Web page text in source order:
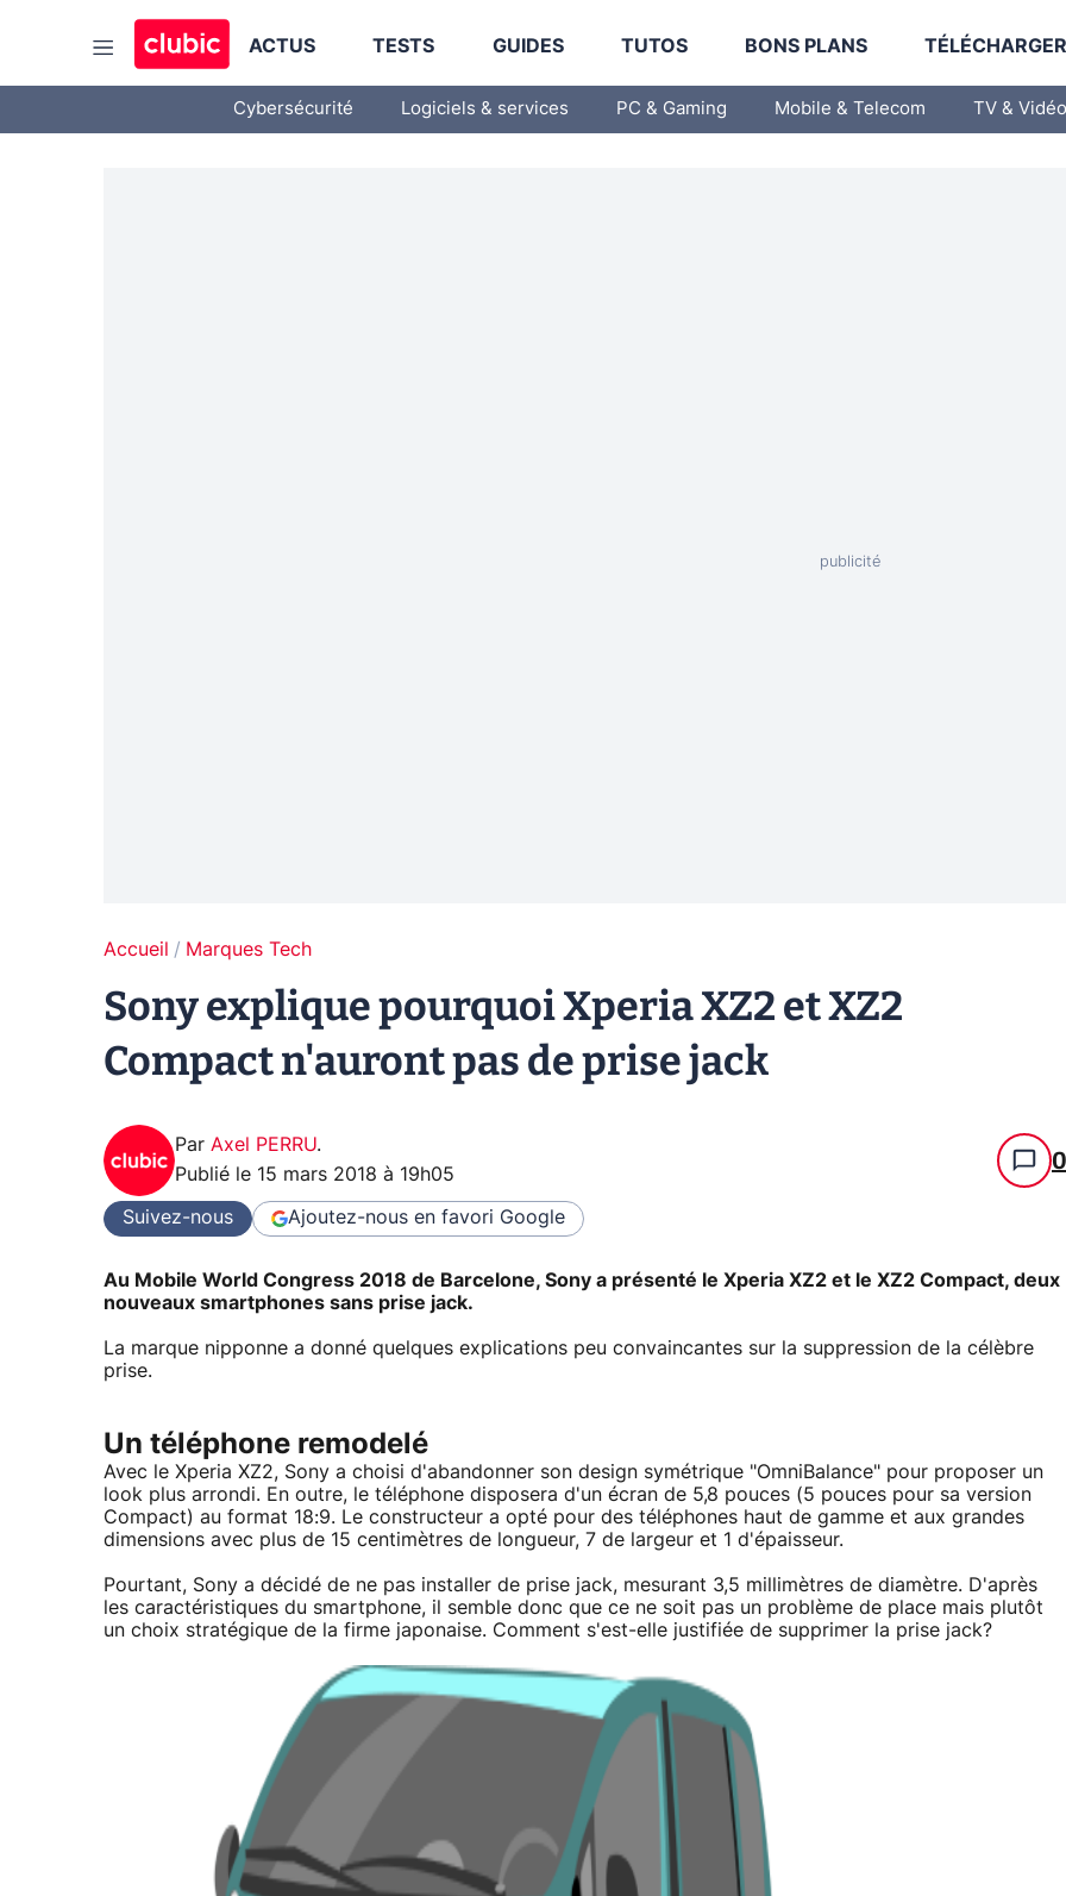
ACTUS TESTS GUIDES TUTOS BONS PLANS
Cybersécurité Logiciels & services PC & Gaming Mobile & Telecom TV & Vidéo
Accueil Marques Tech
Sony explique pourquoi Xperia XZ2 et XZ2
Compact n'auront pas de prise jack
Par Axel PERRU.
Publié le 15 mars 2018 à 19h05 0
Suivez-nous Ajoutez-nous en favori Google
Au Mobile World Congress 2018 de Barcelone, Sony a présenté le Xperia XZ2 et le XZ2 Compact, deux
nouveaux smartphones sans prise jack.
La marque nipponne a donné quelques explications peu convaincantes sur la suppression de la célèbre
prise.
Un téléphone remodelé
Avec le Xperia XZ2, Sony a choisi d'abandonner son design symétrique "OmniBalance" pour proposer un
look plus arrondi. En outre, le téléphone disposera d'un écran de 5,8 pouces (5 pouces pour sa version
Compact) au format 18:9. Le constructeur a opté pour des téléphones haut de gamme et aux grandes
dimensions avec plus de 15 centimètres de longueur, 7 de largeur et 1 d'épaisseur.
Pourtant, Sony a décidé de ne pas installer de prise jack, mesurant 3,5 millimètres de diamètre. D'après
les caractéristiques du smartphone, il semble donc que ce ne soit pas un problème de place mais plutôt
un choix stratégique de la firme japonaise. Comment s'est-elle justifiée de supprimer la prise jack?